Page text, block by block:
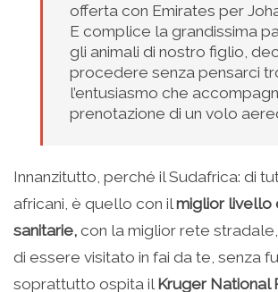
offerta con Emirates per
E complice la grandissima
gli animali di nostro figlio,
procedere senza pensarci
l’entusiasmo che
prenotazione di un volo
Innanzitutto, perché il Sudafrica: di
africani, è quello con il miglior livello
sanitarie, con la miglior rete
di essere visitato in fai da te, senza
soprattutto ospita il Kruger National